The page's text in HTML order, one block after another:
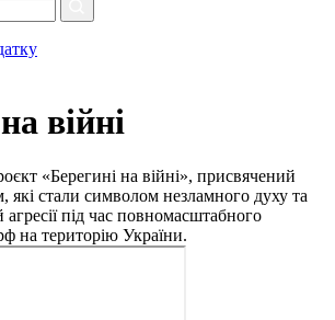
війні
«Берегині на війні», присвячений
які стали символом незламного духу та
агресії під час повномасштабного
на територію України.